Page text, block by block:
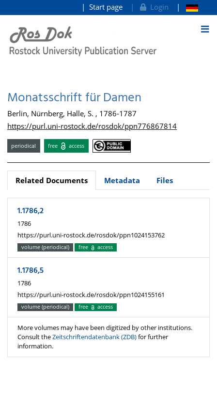
goto contents
Start page Login
Monatsschrift für Damen
Berlin, Nürnberg, Halle, S. , 1786-1787
https://purl.uni-rostock.de/rosdok/ppn776867814
periodical free access
Related Documents Metadata Files
1.1786,2
1786
https://purl.uni-rostock.de/rosdok/ppn1024153762
volume (periodical) free access
1.1786,5
1786
https://purl.uni-rostock.de/rosdok/ppn1024155161
volume (periodical) free access
More volumes may have been digitized by other institutions.
Consult theZeitschriftendatenbank (ZDB)for further
information.